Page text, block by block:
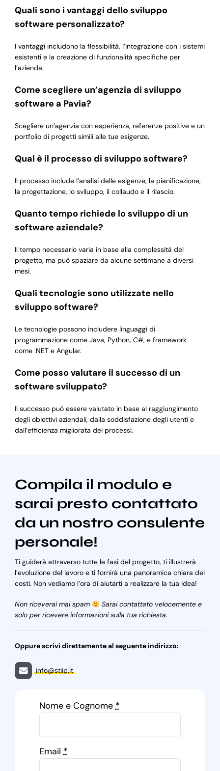
Quali sono i vantaggi dello sviluppo
software personalizzato?
I vantaggi includono la flessibilità, l’integrazione con i sistemi
esistenti e la creazione di funzionalità specifiche per
l’azienda.
Come scegliere un’agenzia di sviluppo
software a Pavia?
Scegliere un’agenzia con esperienza, referenze positive e un
portfolio di progetti simili alle tue esigenze.
Qual è il processo di sviluppo software?
Il processo include l’analisi delle esigenze, la pianificazione,
la progettazione, lo sviluppo, il collaudo e il rilascio.
Quanto tempo richiede lo sviluppo di un
software aziendale?
Il tempo necessario varia in base alla complessità del
progetto, ma può spaziare da alcune settimane a diversi
mesi.
Quali tecnologie sono utilizzate nello
sviluppo software?
Le tecnologie possono includere linguaggi di
programmazione come Java, Python, C#, e framework
come .NET e Angular.
Come posso valutare il successo di un
software sviluppato?
Il successo può essere valutato in base al raggiungimento
degli obiettivi aziendali, dalla soddisfazione degli utenti e
dall’efficienza migliorata dei processi.
Compila il modulo e
sarai presto contattato
da un nostro consulente
personale!
Ti guiderà attraverso tutte le fasi del progetto, ti illustrerà
l’evoluzione del lavoro e ti fornirà una panoramica chiara dei
costi. Non vediamo l’ora di aiutarti a realizzare la tua idea!
Non riceverai mai spam
Sarai contattato velocemente e
solo per ricevere informazioni sulla tua richiesta.
Oppure scrivi direttamente al seguente indirizzo:
info@stiip.it
Nome e Cognome*
Email*